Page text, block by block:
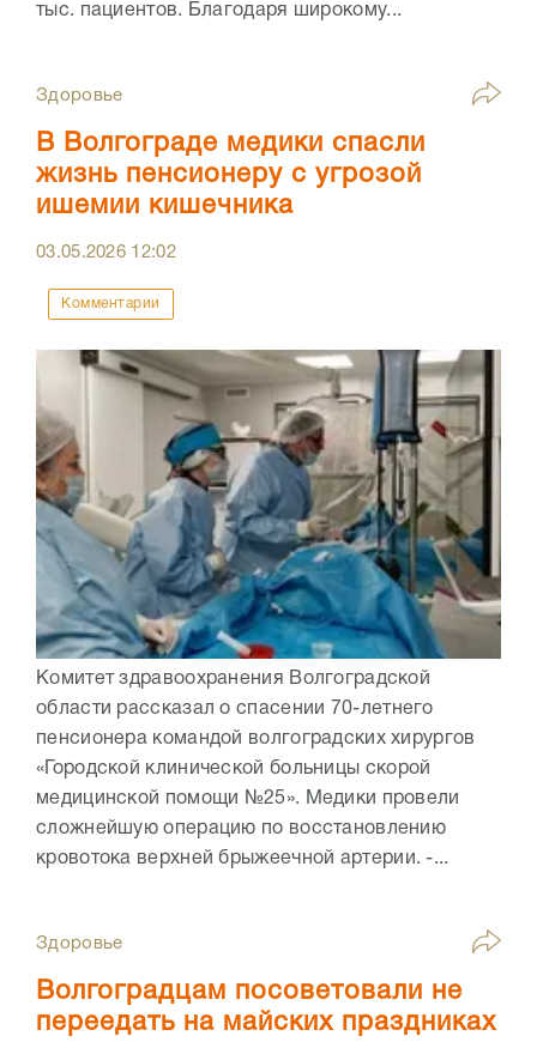
тыс. пациентов. Благодаря широкому...
Здоровье
В Волгограде медики спасли
жизнь пенсионеру с угрозой
ишемии кишечника
03.05.2026 12:02
Комментарии
Комитет здравоохранения Волгоградской
области рассказал о спасении 70-летнего
пенсионера командой волгоградских хирургов
«Городской клинической больницы скорой
медицинской помощи №25». Медики провели
сложнейшую операцию по восстановлению
кровотока верхней брыжеечной артерии. -...
Здоровье
Волгоградцам посоветовали не
переедать на майских праздниках